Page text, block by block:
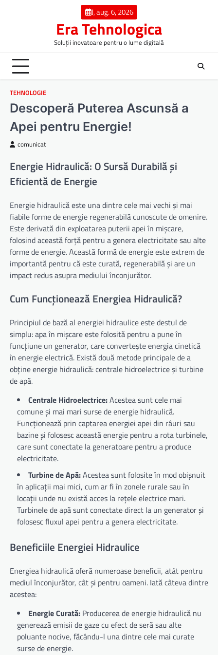
J, aug. 6, 2026
Era Tehnologica
Soluții inovatoare pentru o lume digitală
TEHNOLOGIE
Descoperă Puterea Ascunsă a
Apei pentru Energie!
comunicat
Energie Hidraulică: O Sursă Durabilă și
Eficientă de Energie
Energie hidraulică este una dintre cele mai vechi și mai
fiabile forme de energie regenerabilă cunoscute de omenire.
Este derivată din exploatarea puterii apei în mișcare,
folosind această forță pentru a genera electricitate sau alte
forme de energie. Această formă de energie este extrem de
importantă pentru că este curată, regenerabilă și are un
impact redus asupra mediului înconjurător.
Cum Funcționează Energiea Hidraulică?
Principiul de bază al energiei hidraulice este destul de
simplu: apa în mișcare este folosită pentru a pune în
funcțiune un generator, care convertește energia cinetică
în energie electrică. Există două metode principale de a
obține energie hidraulică: centrale hidroelectrice și turbine
de apă.
Centrale Hidroelectrice:Acestea sunt cele mai
comune și mai mari surse de energie hidraulică.
Funcționează prin captarea energiei apei din râuri sau
bazine și folosesc această energie pentru a rota turbinele,
care sunt conectate la generatoare pentru a produce
electricitate.
Turbine de Apă:Acestea sunt folosite în mod obișnuit
în aplicații mai mici, cum ar fi în zonele rurale sau în
locații unde nu există acces la rețele electrice mari.
Turbinele de apă sunt conectate direct la un generator și
folosesc fluxul apei pentru a genera electricitate.
Beneficiile Energiei Hidraulice
Energiea hidraulică oferă numeroase beneficii, atât pentru
mediul înconjurător, cât și pentru oameni. Iată câteva dintre
acestea:
Energie Curată: Producerea de energie hidraulică nu
generează emisii de gaze cu efect de seră sau alte
poluante nocive, făcându-l una dintre cele mai curate
surse de energie.